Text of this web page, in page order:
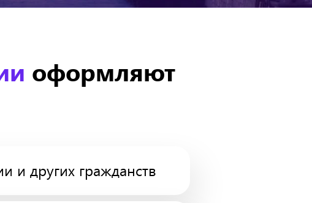
оформляют
и других гражданств